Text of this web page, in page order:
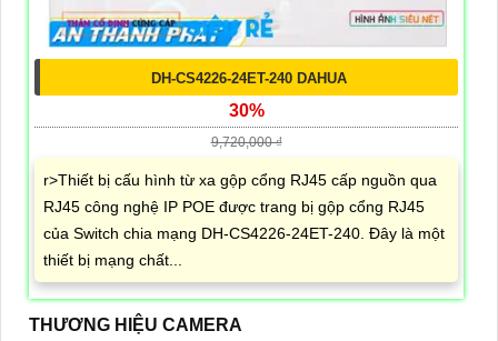
DH-CS4226-24ET-240 DAHUA
30%
9,720,000 ₫
r>Thiết bị cấu hình từ xa gộp cổng RJ45 cấp nguồn qua
RJ45 công nghệ IP POE được trang bị gộp cổng RJ45
của Switch chia mạng DH-CS4226-24ET-240. Đây là một
thiết bị mạng chất...
THƯƠNG HIỆU CAMERA